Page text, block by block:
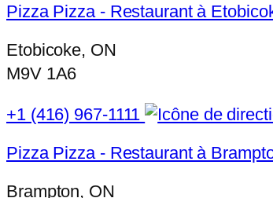
Pizza Pizza - Restaurant à
Etobicoke, ON
M9V 1A6
+1 (416) 967-1111
Pizza Pizza - Restaurant à
Brampton, ON